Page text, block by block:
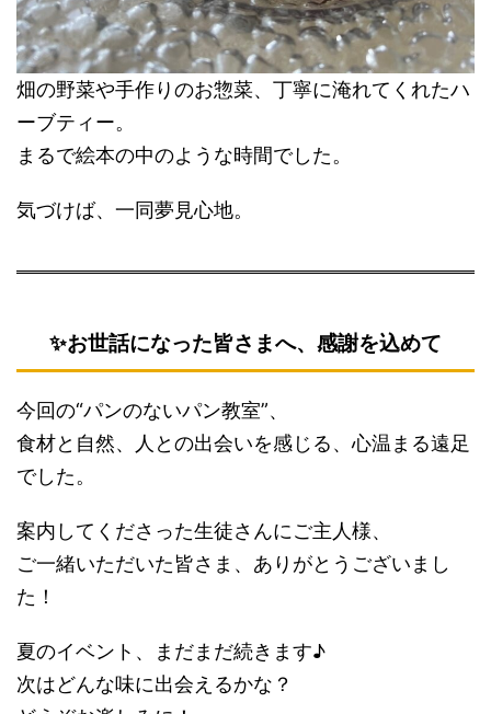
畑の野菜や手作りのお惣菜、丁寧に淹れてくれたハ
ーブティー。
まるで絵本の中のような時間でした。
気づけば、一同夢見心地。
✨お世話になった皆さまへ、感謝を込めて
今回の“パンのないパン教室”、
食材と自然、人との出会いを感じる、心温まる遠足
でした。
案内してくださった生徒さんにご主人様、
ご一緒いただいた皆さま、ありがとうございまし
た！
夏のイベント、まだまだ続きます♪
次はどんな味に出会えるかな？